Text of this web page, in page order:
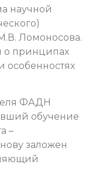
научной
Ломоносова.
о принципах
особенностях
ФАДН
обучение
–
заложен